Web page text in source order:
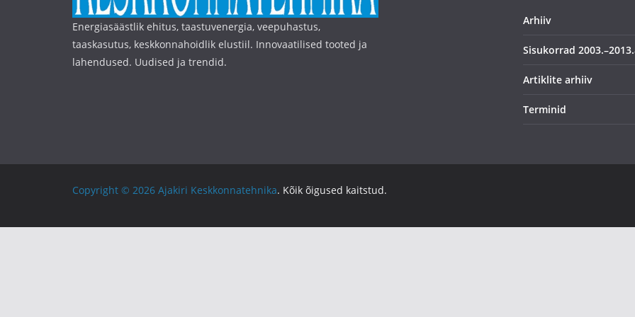
Energiasäästlik ehitus, taastuvenergia, veepuhastus,
taaskasutus, keskkonnahoidlik elustiil. Innovaatilised tooted ja
lahendused. Uudised ja trendid.
Arhiiv
Sisukorrad
Artiklite arhiiv
Terminid
Copyright © 2026 Ajakiri Keskkonnatehnika. Kõik õigused kaitstud.